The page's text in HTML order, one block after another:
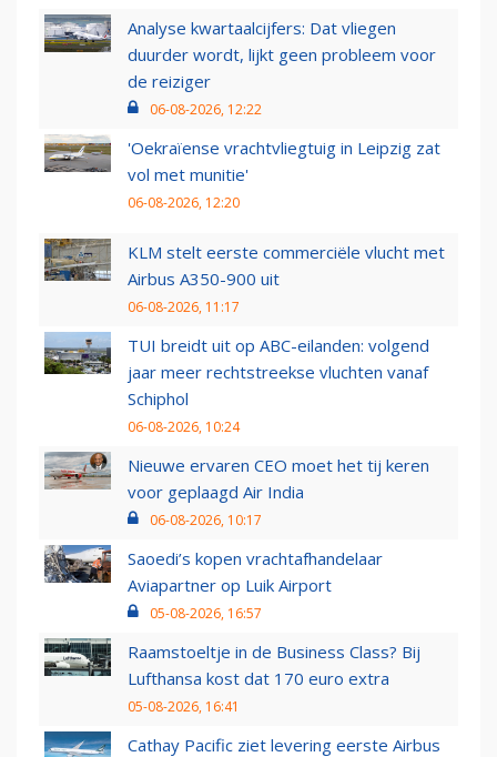
Analyse kwartaalcijfers: Dat vliegen
duurder wordt, lijkt geen probleem voor
de reiziger
06-08-2026, 12:22
'Oekraïense vrachtvliegtuig in Leipzig zat
vol met munitie'
06-08-2026, 12:20
KLM stelt eerste commerciële vlucht met
Airbus A350-900 uit
06-08-2026, 11:17
TUI breidt uit op ABC-eilanden: volgend
jaar meer rechtstreekse vluchten vanaf
Schiphol
06-08-2026, 10:24
Nieuwe ervaren CEO moet het tij keren
voor geplaagd Air India
06-08-2026, 10:17
Saoedi’s kopen vrachtafhandelaar
Aviapartner op Luik Airport
05-08-2026, 16:57
Raamstoeltje in de Business Class? Bij
Lufthansa kost dat 170 euro extra
05-08-2026, 16:41
Cathay Pacific ziet levering eerste Airbus